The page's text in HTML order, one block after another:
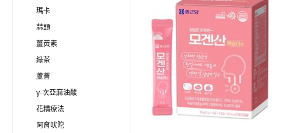
瑪卡
蒜頭
薑黃素
綠茶
蘆薈
γ-次亞麻油酸
花精療法
阿育吠陀